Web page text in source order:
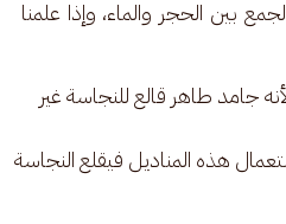
بين الحجر والماء، وإذا علمنا
جامد طاهر قالع للنجاسة غير
هذه المناديل فيقلع النجاسة